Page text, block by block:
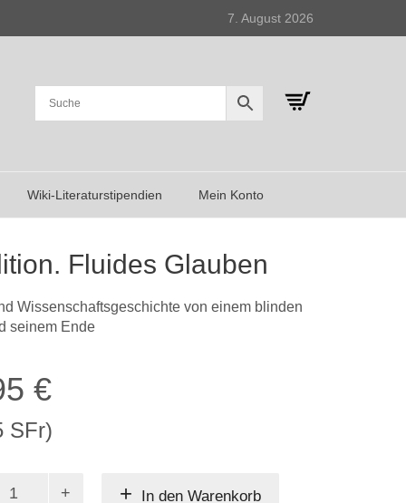
7. August 2026
Wiki-Literaturstipendien Mein Konto
Fluides Glauben
Wissenschaftsgeschichte von einem blinden
seinem Ende
€
SFr)
In den Warenkorb